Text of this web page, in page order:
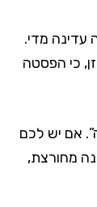
עדינה מדי.
כי הפסטה
אם יש לכם
מחורצת,